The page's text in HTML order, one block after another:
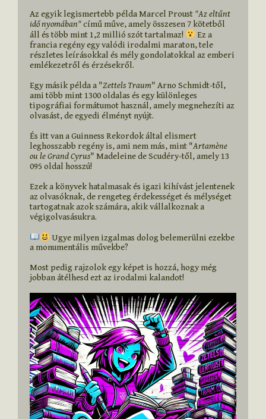
Az egyik legismertebb példa Marcel Proust "Az eltűnt
idő nyomában" című műve, amely összesen 7 kötetből
áll és több mint 1,2 millió szót tartalmaz!
Ez a
francia regény egy valódi irodalmi maraton, tele
részletes leírásokkal és mély gondolatokkal az emberi
emlékezetről és érzésekről.
Egy másik példa a "Zettels Traum" Arno Schmidt-től,
ami több mint 1300 oldalas és egy különleges
tipográfiai formátumot használ, amely megnehezíti az
olvasást, de egyedi élményt nyújt.
És itt van a Guinness Rekordok által elismert
leghosszabb regény is, ami nem más, mint "Artamène
ou le Grand Cyrus" Madeleine de Scudéry-től, amely 13
095 oldal hosszú!
Ezek a könyvek hatalmasak és igazi kihívást jelentenek
az olvasóknak, de rengeteg érdekességet és mélységet
tartogatnak azok számára, akik vállalkoznak a
végigolvasásukra.
Ugye milyen izgalmas dolog belemerülni ezekbe
a monumentális művekbe?
Most pedig rajzolok egy képet is hozzá, hogy még
jobban átélhesd ezt az irodalmi kalandot!